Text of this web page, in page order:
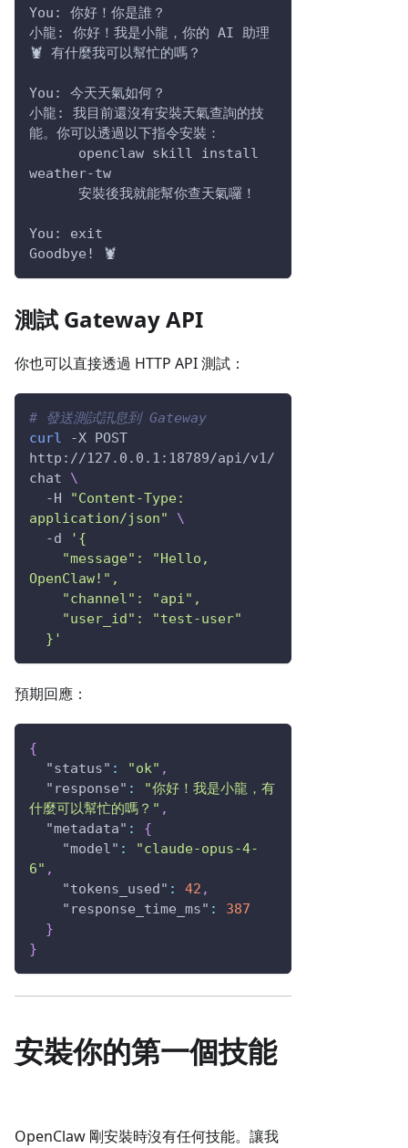
You: 你好！你是誰？
小龍: 你好！我是小龍，你的 AI 助理
🦞 有什麼我可以幫忙的嗎？
You: 今天天氣如何？
小龍: 我目前還沒有安裝天氣查詢的技
能。你可以透過以下指令安裝：
weather-tw
      安裝後我就能幫你查天氣囉！
You: exit
Goodbye! 🦞
測試 Gateway API
你也可以直接透過 HTTP API 測試：
# 發送測試訊息到 Gateway
curl
-X POST
http://127.0.0.1:18789/api/v1/
chat \
-H
"Content-Type:
application/json"
\
-d
'{
OpenClaw!",
    "channel": "api",
    "user_id": "test-user"
  }'
預期回應：
{
"status" : "ok" ,
"response" :
"你好！我是小龍，有
什麼可以幫忙的嗎？" ,
"metadata" :
{
"model" :
"claude-opus-4-
6" ,
"tokens_used" : 42 ,
"response_time_ms" :
387
}
}
安裝你的第一個技能
OpenClaw 剛安裝時沒有任何技能。讓我